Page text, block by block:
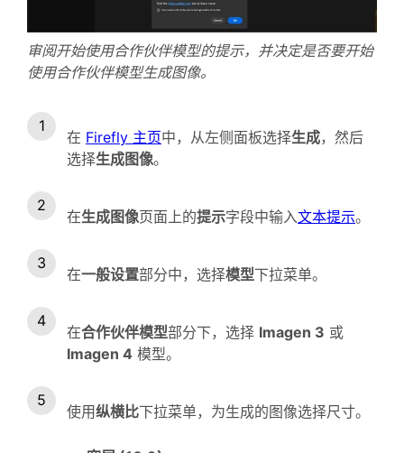
审阅开始使用合作伙伴模型的提示，并决定是否要开始
使用合作伙伴模型生成图像。
在 Firefly 主页中，从左侧面板选择生成，然后
选择生成图像。
在生成图像页面上的提示字段中输入文本提示。
在一般设置部分中，选择模型下拉菜单。
在合作伙伴模型部分下，选择 Imagen 3 或
Imagen 4 模型。
使用纵横比下拉菜单，为生成的图像选择尺寸。